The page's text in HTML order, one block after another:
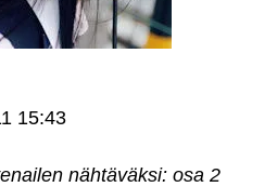
15:43
nähtäväksi: osa 2